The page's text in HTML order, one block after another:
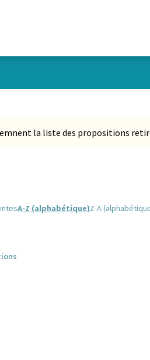
utilisateur
la liste des propositions
A-Z (alphabétique)Z-A